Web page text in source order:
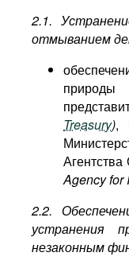
2.1.
отмыванием
Treasury),
Agency for
2.2.
устранения
незаконным